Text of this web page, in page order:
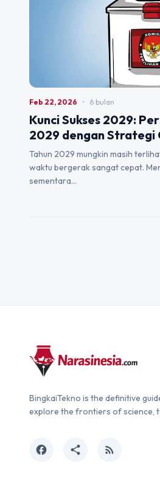
Feb 22, 2026 • 6 bulan
Kunci Sukses 2029:
2029 dengan Strategi
Tahun 2029 mungkin masih
waktu bergerak sangat cepat.
sementara…
BingkaiTekno is the definitive
explore the frontiers of science,
facebook share rss_feed